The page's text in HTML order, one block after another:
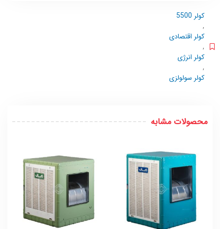
کولر 5500
,
کولر اقتصادی
,
کولر انرژی
,
کولر سولولزی
محصولات مشابه